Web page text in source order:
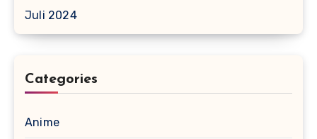
Juli 2024
Categories
Anime